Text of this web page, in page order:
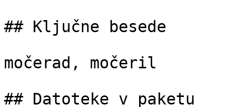
## Ključne besede
močerad, močeril
## Datoteke v paketu